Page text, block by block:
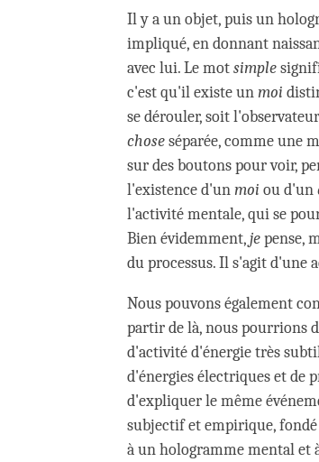
Il y a un objet, puis un
impliqué, en donnant
avec lui. Le motsimple
c'est qu'il existe unmoi
se dérouler, soit
choseséparée, comme une
sur des boutons pour voir,
l'existence d'unmoi ou d'un
l'activité mentale, qui se
Bien évidemment,jepense,
du processus. Il s'agit d'une
Nous pouvons également
partir de là, nous pourrions
d'activité d'énergie très
d'énergies électriques et de
d'expliquer le même
subjectif et empirique,
à un hologramme mental et